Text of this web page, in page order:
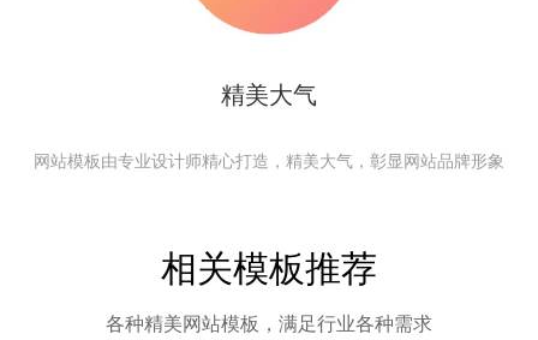
精美大气
网站模板由专业设计师精心打造，精美大气，彰显网站品牌形象
相关模板推荐
各种精美网站模板，满足行业各种需求